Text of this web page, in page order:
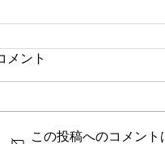
休診日のお知らせ
メント
この投稿へのコメン